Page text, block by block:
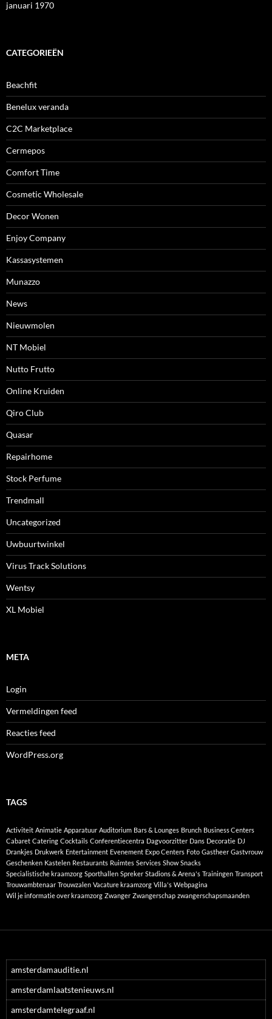
januari 1970
CATEGORIEËN
Beachfit
Benelux veranda
C2C Marketplace
Cermepos
Comfort Time
Cosmetic Wholesale
Decor Wonen
Enjoy Company
Kassasystemen
Munazzo
News
Nieuwmolen
NT Mobiel
Nutto Frutto
Online Kruiden
Qiro Club
Quasar
Repairhome
Stock Perfume
Trendmall
Uncategorized
Uwbuurtwinkel
Virus Track Solutions
Wentsy
XL Mobiel
META
Login
Vermeldingen feed
Reacties feed
WordPress.org
TAGS
Activiteit Animatie Apparatuur Auditorium Bars & Lounges Brunch Business Centers
Cabaret Catering Cocktails Conferentiecentra Dagvoorzitter Dans Decoratie DJ
Drankjes Drukwerk Entertainment Evenement Expo Centers Foto Gastheer Gastvrouw
Geschenken Kastelen Restaurants Ruimtes Services Show Snacks
Specialistische kraamzorg Sporthallen Spreker Stadions & Arena's Trainingen Transport
Trouwambtenaar Trouwzalen Vacature kraamzorg Villa's Webpagina
Wil je informatie over kraamzorg Zwanger Zwangerschap zwangerschapsmaanden
amsterdamauditie.nl
amsterdamlaatstenieuws.nl
amsterdamtelegraaf.nl